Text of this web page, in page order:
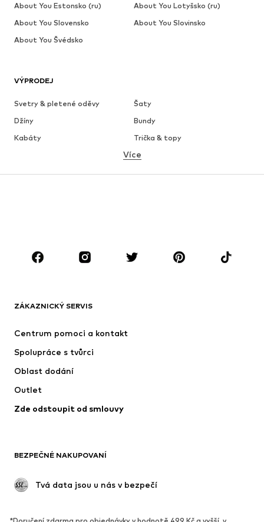
VÝPRODEJ
Svetry & pletené oděvy
Šaty
Džíny
Bundy
Kabáty
Trička & topy
Spodní prádlo
Doplňky
Premium
Nové
Bundy
Spodní prádlo
Kabáty
Plavky
Upcyklace
Více
ZÁKAZNICKÝ SERVIS
Centrum pomoci a kontakt
Spolupráce s tvůrci
Oblast dodání
Outlet
Zde odstoupit od smlouvy
BEZPEČNÉ NAKUPOVANÍ
Tvá data jsou u nás v bezpečí
About You Estonsko (ru)
About You Lotyšsko (ru)
About You Slovensko
About You Slovinsko
About You Švédsko